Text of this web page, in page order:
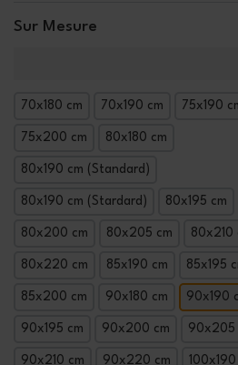
Sur Mesure
70x180 cm 70x190 cm 75x190
75x200 cm 80x180 cm
80x190 cm (Standard)
80x190 cm (Stardard) 80x195 cm
80x200 cm 80x205 cm 80x210
80x220 cm 85x190 cm 85x195
85x200 cm 90x180 cm 90x190
90x195 cm 90x200 cm 90x205
90x210 cm 90x220 cm